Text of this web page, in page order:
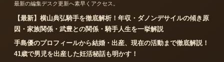
最新の編集デスク更新へ素早くアクセス。
【最新】横山典弘騎手を徹底解析！年収・ダノンデサイルの傾き原
因・家族関係・武豊との関係・騎手人生を一挙解説
手島優のプロフィールから結婚・出産、現在の活動まで徹底解説！
41歳で男児を出産した妊活秘話も明かす！